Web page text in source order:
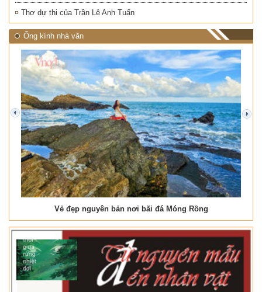
Thơ dự thi của Trần Lê Anh Tuấn
Ống kính nhà văn
Vẻ đẹp nguyên bản nơi bãi đá Móng Rồng
prev next